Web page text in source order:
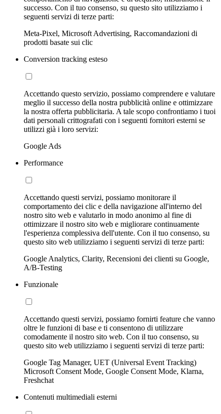
successo. Con il tuo consenso, su questo sito utilizziamo i
seguenti servizi di terze parti:
Meta-Pixel, Microsoft Advertising, Raccomandazioni di
prodotti basate sui clic
Conversion tracking esteso
Accettando questo servizio, possiamo comprendere e valutare
meglio il successo della nostra pubblicità online e ottimizzare
la nostra offerta pubblicitaria. A tale scopo confrontiamo i tuoi
dati personali crittografati con i seguenti fornitori esterni se
utilizzi già i loro servizi:
Google Ads
Performance
Accettando questi servizi, possiamo monitorare il
comportamento dei clic e della navigazione all'interno del
nostro sito web e valutarlo in modo anonimo al fine di
ottimizzare il nostro sito web e migliorare continuamente
l'esperienza complessiva dell'utente. Con il tuo consenso, su
questo sito web utilizziamo i seguenti servizi di terze parti:
Google Analytics, Clarity, Recensioni dei clienti su Google,
A/B-Testing
Funzionale
Accettando questi servizi, possiamo fornirti feature che vanno
oltre le funzioni di base e ti consentono di utilizzare
comodamente il nostro sito web. Con il tuo consenso, su
questo sito web utilizziamo i seguenti servizi di terze parti:
Google Tag Manager, UET (Universal Event Tracking)
Microsoft Consent Mode, Google Consent Mode, Klarna,
Freshchat
Contenuti multimediali esterni